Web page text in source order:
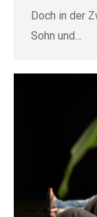
Doch in der
Sohn und…